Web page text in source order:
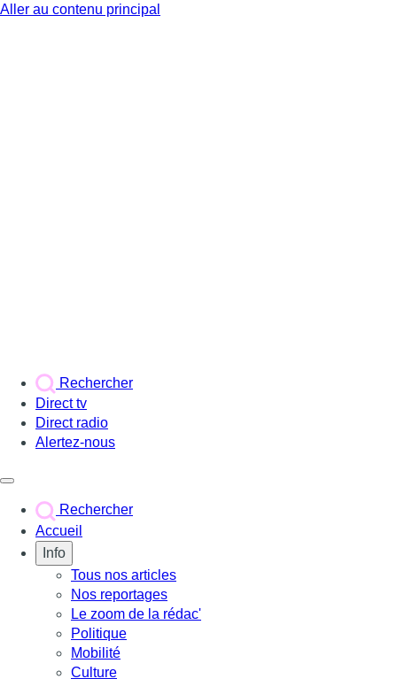
Aller au contenu principal
Rechercher
Direct tv
Direct radio
Alertez-nous
Rechercher
Accueil
Info
Tous nos articles
Nos reportages
Le zoom de la rédac'
Politique
Mobilité
Culture